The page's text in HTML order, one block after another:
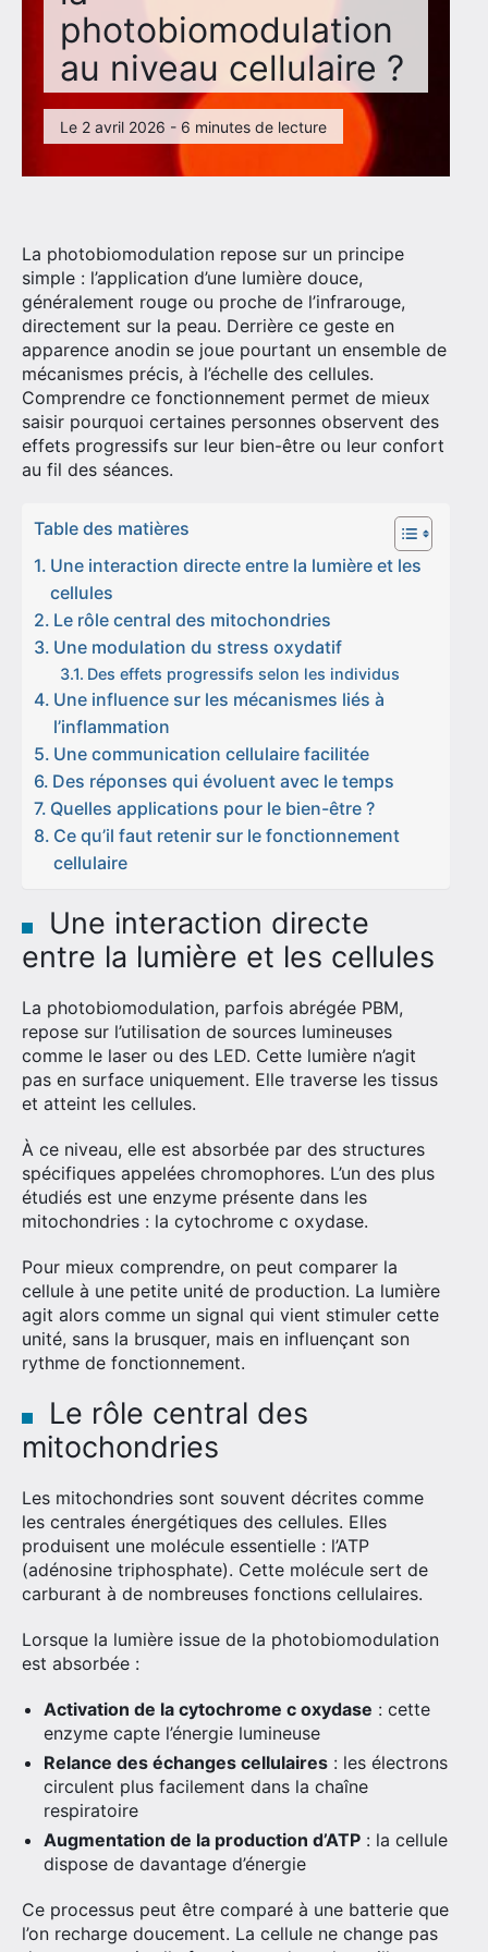
photobiomodulation
au niveau cellulaire ?
Le 2 avril 2026 - 6 minutes de lecture
La photobiomodulation repose sur un principe
simple : l’application d’une lumière douce,
généralement rouge ou proche de l’infrarouge,
directement sur la peau. Derrière ce geste en
apparence anodin se joue pourtant un ensemble de
mécanismes précis, à l’échelle des cellules.
Comprendre ce fonctionnement permet de mieux
saisir pourquoi certaines personnes observent des
effets progressifs sur leur bien-être ou leur confort
au fil des séances.
Table des matières
Une interaction directe entre la lumière et les
cellules
Le rôle central des mitochondries
Une modulation du stress oxydatif
Des effets progressifs selon les individus
Une influence sur les mécanismes liés à
l’inflammation
Une communication cellulaire facilitée
Des réponses qui évoluent avec le temps
Quelles applications pour le bien-être ?
Ce qu’il faut retenir sur le fonctionnement
cellulaire
Une interaction directe
entre la lumière et les cellules
La photobiomodulation, parfois abrégée PBM,
repose sur l’utilisation de sources lumineuses
comme le laser ou des LED. Cette lumière n’agit
pas en surface uniquement. Elle traverse les tissus
et atteint les cellules.
À ce niveau, elle est absorbée par des structures
spécifiques appelées chromophores. L’un des plus
étudiés est une enzyme présente dans les
mitochondries : la cytochrome c oxydase.
Pour mieux comprendre, on peut comparer la
cellule à une petite unité de production. La lumière
agit alors comme un signal qui vient stimuler cette
unité, sans la brusquer, mais en influençant son
rythme de fonctionnement.
Le rôle central des
mitochondries
Les mitochondries sont souvent décrites comme
les centrales énergétiques des cellules. Elles
produisent une molécule essentielle : l’ATP
(adénosine triphosphate). Cette molécule sert de
carburant à de nombreuses fonctions cellulaires.
Lorsque la lumière issue de la photobiomodulation
est absorbée :
Activation de la cytochrome c oxydase : cette
enzyme capte l’énergie lumineuse
Relance des échanges cellulaires : les électrons
circulent plus facilement dans la chaîne
respiratoire
Augmentation de la production d’ATP : la cellule
dispose de davantage d’énergie
Ce processus peut être comparé à une batterie que
l’on recharge doucement. La cellule ne change pas
>> Contactez-nous pour en savoir plus <<